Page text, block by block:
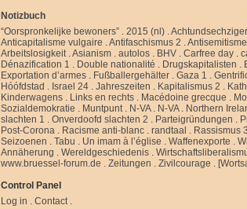
Notizbuch
“Oorspronkelijke bewoners” .2015 (nl) .
Anticapitalisme vulgaire .Antifaschismus 2 .
Arbeitslosigkeit.Asianism .autolos . BHV .Carfree day .
Dénazification 1 . Double nationalité . Drugskapitalisten .
Exportation d’armes . Fußballergehälter .Gaza 1 .
Hóófdstad . Israel 24 .Jahreszeiten . Kapitalismus 2 .
Kinderwagens . Links en rechts . Macédoine grecque .
Sozialdemokratie . Muntpunt. N-VA. N-VA. Northern
slachten 1 .Onverdoofd slachten 2 . Parteigründungen .
Post-Corona . Racisme anti-blanc .randtaal . Rassismus 3
Seizoenen .Tabu . Un imam à l’église .Waffenexporte .
Annäherung .Wereldgeschiedenis .
www.bruessel-forum.de .Zeitungen .Zivilcourage .
Control Panel
Log in .Contact.